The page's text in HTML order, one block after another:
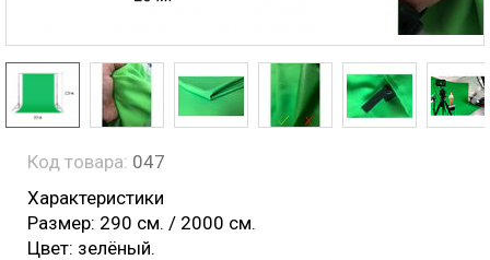
Код товара: 047
Характеристики
Размер: 290 см. / 2000 см.
Цвет: зелёный.